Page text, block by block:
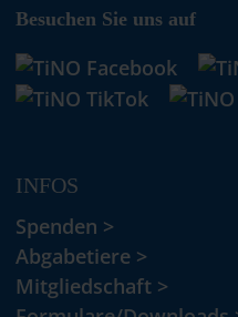
Besuchen Sie uns auf
INFOS
Spenden >
Abgabetiere >
Mitgliedschaft >